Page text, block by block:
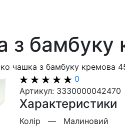
з
чашка з бамбуку кремова
0
Артикул: 3330000042470
Характеристики
Колір — Малиновий